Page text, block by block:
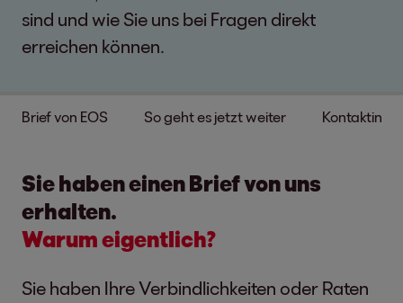
sind und wie Sie uns bei Fragen direkt
erreichen können.
Brief von EOS So geht es jetzt weiter
Sie haben einen Brief von uns
erhalten.
Warum eigentlich?
Sie haben Ihre Verbindlichkeiten oder Raten